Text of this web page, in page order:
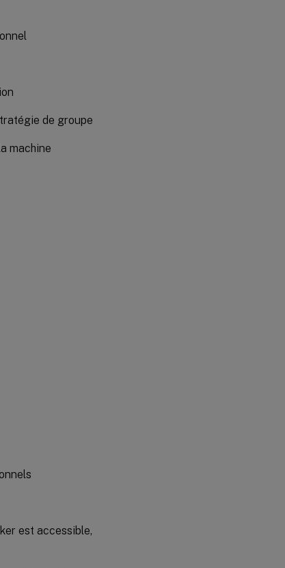
de groupe
machine
est accessible,